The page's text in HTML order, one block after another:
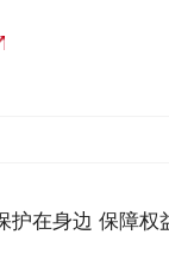
护在身边 保障权